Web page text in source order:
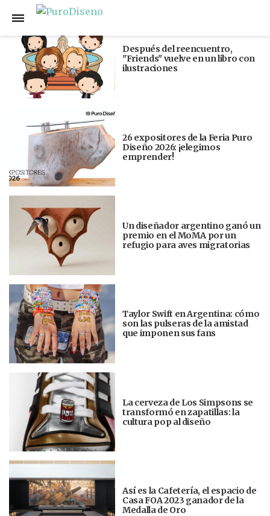
Anterior
Después del reencuentro,
"Friends" vuelve en un libro con
ilustraciones
26 expositores de la Feria Puro
Diseño 2026: ¡elegimos
emprender!
Un diseñador argentino ganó un
premio en el MoMA por un
refugio para aves migratorias
Taylor Swift en Argentina: cómo
son las pulseras de la amistad
que imponen sus fans
La cerveza de Los Simpsons se
transformó en zapatillas: la
cultura pop al diseño
Así es la Cafetería, el espacio de
Casa FOA 2023 ganador de la
Medalla de Oro
Siguiente